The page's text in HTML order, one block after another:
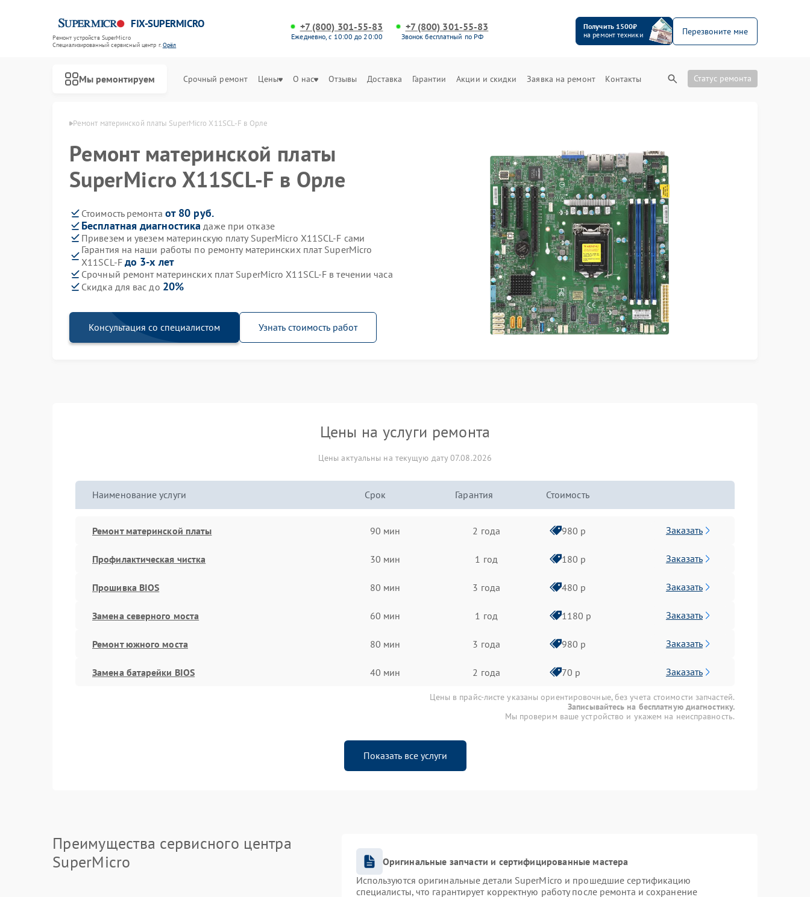
FIX-SUPERMICRO
Ремонт устройств SuperMicro
Специализированный cервисный центр г.Орёл
+7 (800) 301-55-83
Ежедневно, с 10:00 до 20:00
+7 (800) 301-55-83
Звонок бесплатный по РФ
Получить 1500₽
на ремонт техники
Перезвоните мне
Мы ремонтируем Срочный ремонт Цены О нас Отзывы Доставка Гарантии Акции и скидки Заявка на ремонт Контакты Статус ремонта
Ремонт материнской платы SuperMicro X11SCL-F в Орле
Ремонт материнской платы
SuperMicro X11SCL-F в Орле
Стоимость ремонта от 80 руб.
Бесплатная диагностика даже при отказе
Привезем и увезем материнскую плату SuperMicro X11SCL-F сами
Гарантия на наши работы по ремонту материнских плат SuperMicro
X11SCL-F до 3-х лет
Срочный ремонт материнских плат SuperMicro X11SCL-F в течении часа
Скидка для вас до 20%
Консультация со специалистом Узнать стоимость работ
Цены на услуги ремонта
Цены актуальны на текущую дату 07.08.2026
Наименование услуги Срок Гарантия Стоимость
Ремонт материнской платы 90 мин 2 года 980 р Заказать
Профилактическая чистка 30 мин 1 год 180 р Заказать
Прошивка BIOS 80 мин 3 года 480 р Заказать
Замена северного моста 60 мин 1 год 1180 р Заказать
Ремонт южного моста 80 мин 3 года 980 р Заказать
Замена батарейки BIOS 40 мин 2 года 70 р Заказать
Цены в прайс-листе указаны ориентировочные, без учета стоимости запчастей.
Записывайтесь на бесплатную диагностику.
Мы проверим ваше устройство и укажем на неисправность.
Показать все услуги
Преимущества сервисного центра
SuperMicro
Оригинальные запчасти и сертифицированные мастера
Используются оригинальные детали SuperMicro и прошедшие сертификацию
специалисты, что гарантирует корректную работу после ремонта и сохранение